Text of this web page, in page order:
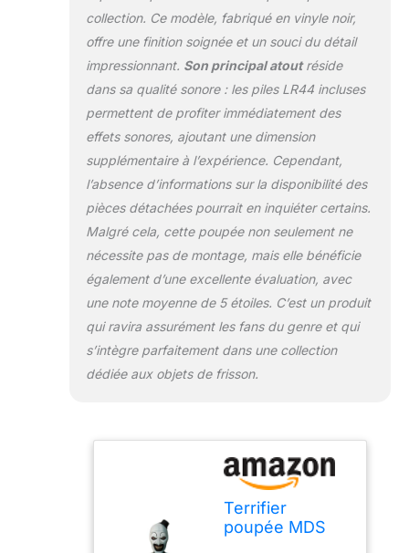
collection. Ce modèle, fabriqué en vinyle noir,
offre une finition soignée et un souci du détail
impressionnant. Son principal atoutréside
dans sa qualité sonore : les piles LR44 incluses
permettent de profiter immédiatement des
effets sonores, ajoutant une dimension
supplémentaire à l’expérience. Cependant,
l’absence d’informations sur la disponibilité des
pièces détachées pourrait en inquiéter certains.
Malgré cela, cette poupée non seulement ne
nécessite pas de montage, mais elle bénéficie
également d’une excellente évaluation, avec
une note moyenne de 5 étoiles. C’est un produit
qui ravira assurément les fans du genre et qui
s’intègre parfaitement dans une collection
dédiée aux objets de frisson.
Terrifier
poupée MDS